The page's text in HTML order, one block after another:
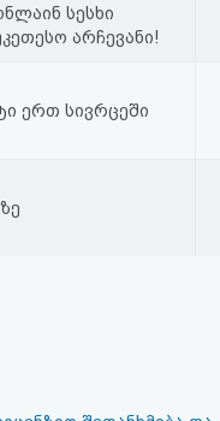
სესხი
არჩევანი!
ერთ სივრცეში